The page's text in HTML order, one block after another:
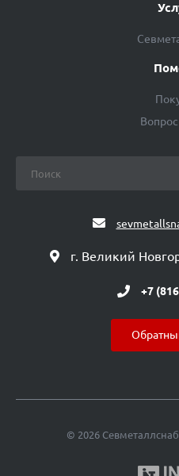
Вопрос
г. Великий
+7
© 2026